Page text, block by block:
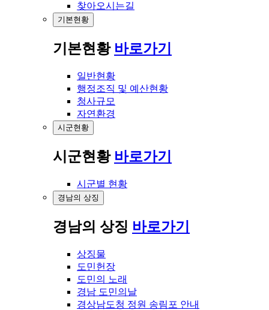
찾아오시는길
기본현황
기본현황 바로가기
일반현황
행정조직 및 예산현황
청사규모
자연환경
시군현황
시군현황 바로가기
시군별 현황
경남의 상징
경남의 상징 바로가기
상징물
도민헌장
도민의 노래
경남 도민의날
경상남도청 정원 송림포 안내